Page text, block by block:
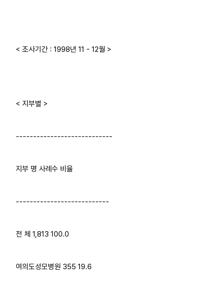
< 조사기간 : 1998년 11 - 12월 >
< 지부별 >
----------------------------
지부 명 사례수 비율
---------------------------
전 체 1,813 100.0
여의도성모병원 355 19.6